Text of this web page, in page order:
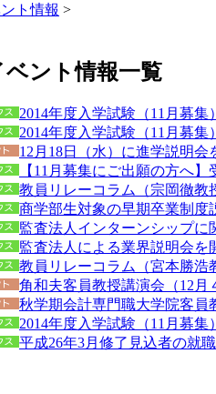
ト情報 >
ベント情報一覧
2014年度入学試験（11月募
2014年度入学試験（11月募
12月18日（水）に進学説明会
【11月募集にご出願の方へ
教員リレーコラム（宗岡徹教
商学部生対象の早期卒業制度
監査法人インターンシップに
監査法人による業界説明会を
教員リレーコラム（宮本勝浩
角和夫客員教授講演会（12
秋学期会計専門職大学院客員
2014年度入学試験（11月募
平成26年3月修了見込者の就